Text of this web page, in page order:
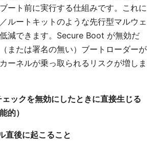
ート前に実行する仕組みです。これに
ルートキットのような先行型マルウェ
減できます。Secure Boot が無効だ
または署名の無い）ブートローダーが
ーネルが乗っ取られるリスクが増しま
ックを無効にしたときに直接生じる
的）
直後に起こること